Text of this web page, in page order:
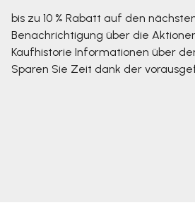
bis zu 10 % Rabatt auf den
Benachrichtigung über die
Kaufhistorie Informationen über
Sparen Sie Zeit dank der